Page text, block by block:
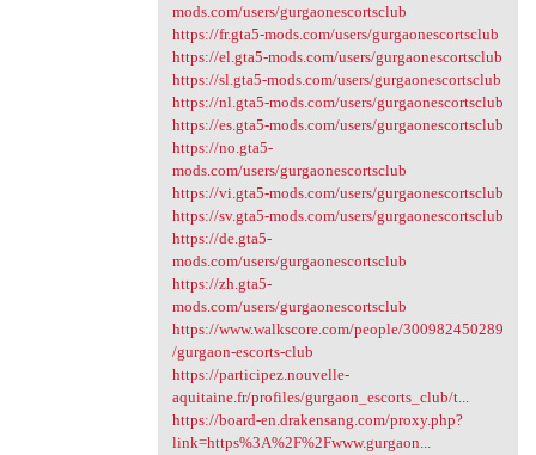
mods.com/users/gurgaonescortsclub
https://fr.gta5-mods.com/users/gurgaonescortsclub
https://el.gta5-mods.com/users/gurgaonescortsclub
https://sl.gta5-mods.com/users/gurgaonescortsclub
https://nl.gta5-mods.com/users/gurgaonescortsclub
https://es.gta5-mods.com/users/gurgaonescortsclub
https://no.gta5-
mods.com/users/gurgaonescortsclub
https://vi.gta5-mods.com/users/gurgaonescortsclub
https://sv.gta5-mods.com/users/gurgaonescortsclub
https://de.gta5-
mods.com/users/gurgaonescortsclub
https://zh.gta5-
mods.com/users/gurgaonescortsclub
https://www.walkscore.com/people/300982450289
/gurgaon-escorts-club
https://participez.nouvelle-
aquitaine.fr/profiles/gurgaon_escorts_club/t...
https://board-en.drakensang.com/proxy.php?
link=https%3A%2F%2Fwww.gurgaon...